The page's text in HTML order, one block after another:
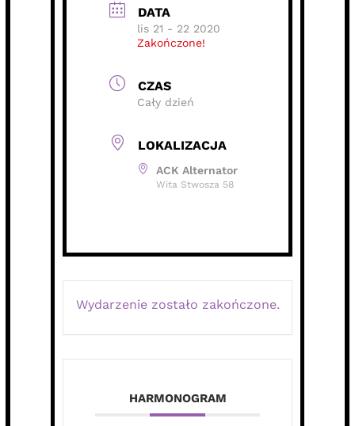
DATA
lis 21 - 22 2020
Zakończone!
CZAS
Cały dzień
LOKALIZACJA
ACK Alternator
Wita Stwosza 58
Wydarzenie zostało zakończone.
HARMONOGRAM